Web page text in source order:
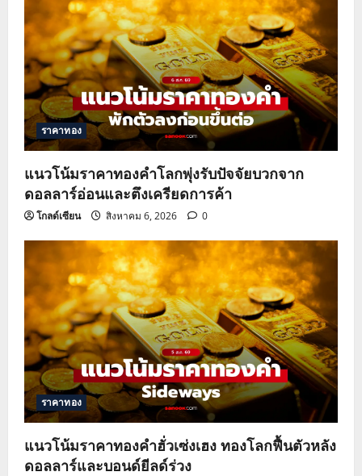
g
a
t
i
o
n
ราคาทอง
แนวโน้มราคาทองคำโลกพุ่งรับปัจจัยบวกจาก
ดอลลาร์อ่อนและตึงเครียดการค้า
โกลด์เซียน สิงหาคม 6, 2026 0
ราคาทอง
แนวโน้มราคาทองคำฮั่วเซ่งเฮง ทองโลกฟื้นตัวหลัง
ดอลลาร์และบอนด์ยีลด์ร่วง